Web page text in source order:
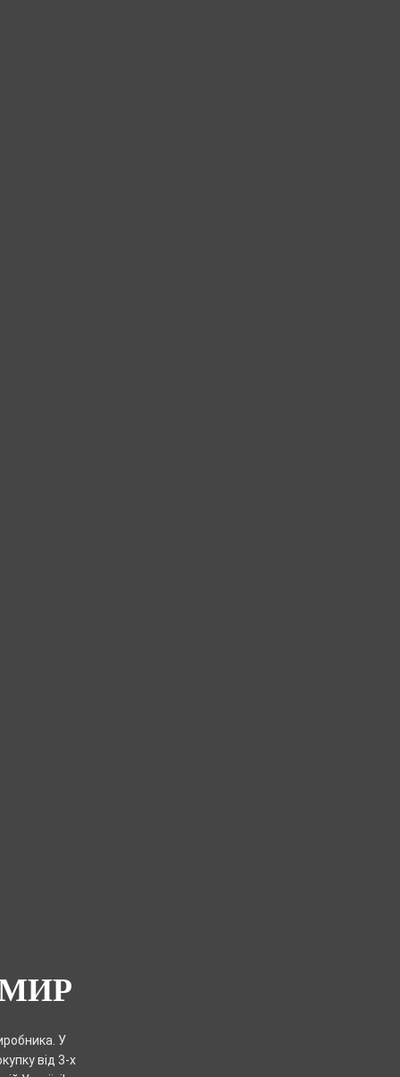
У
від 3-х